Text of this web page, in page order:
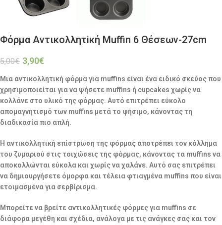
Φόρμα Αντικολλητiκή Muffin 6 Θέσεων-27cm
5,00€ 3,90€
Μια αντικολλητική φόρμα για muffins είναι ένα ειδικό σκεύος που
χρησιμοποιείται για να ψήσετε muffins ή cupcakes χωρίς να
κολλάνε στο υλικό της φόρμας. Αυτό επιτρέπει εύκολο
απομαγνητισμό των muffins μετά το ψήσιμο, κάνοντας τη
διαδικασία πιο απλή.
Η αντικολλητική επίστρωση της φόρμας αποτρέπει τον κόλλημα
του ζυμαριού στις τοιχώσεις της φόρμας, κάνοντας τα muffins να
αποκολλώνται εύκολα και χωρίς να χαλάνε. Αυτό σας επιτρέπει
να δημιουργήσετε όμορφα και τέλεια φτιαγμένα muffins που είναι
ετοιμασμένα για σερβίρισμα.
Μπορείτε να βρείτε αντικολλητικές φόρμες για muffins σε
διάφορα μεγέθη και σχέδια, ανάλογα με τις ανάγκες σας και τον